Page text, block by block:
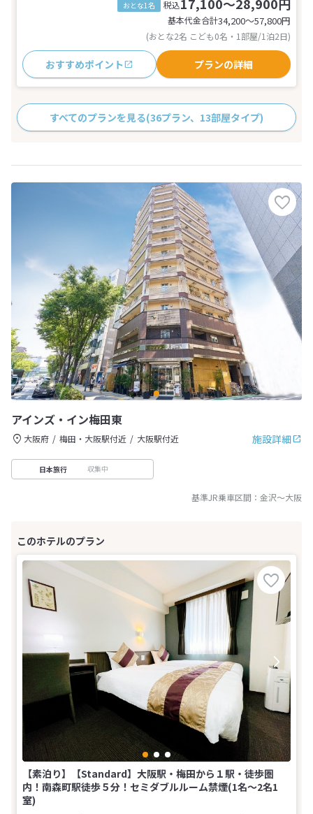
おとな1名 税込
基本代金合計34,200〜57,800円
(おとな2名 こども0名・1部屋/1泊2日)
おすすめポイント プランの詳細
すべてのプランを見る(36プラン、13部屋タイプ)
アインズ・イン梅田東
施設詳細
大阪府 梅田・大阪駅付近 大阪駅付近
日本旅行 収集中
基準JR乗車区間： 金沢～大阪
【素泊り】【Standard】大阪駅・梅田から１駅・徒歩圏
内！南森町駅徒歩５分！セミダブルルーム禁煙(1名～2名1
室)